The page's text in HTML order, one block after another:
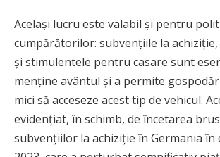
Același lucru este valabil și pentru
cumpărătorilor: subvențiile la
și stimulentele pentru casare sunt
menține avântul și a permite
mici să acceseze acest tip de vehicul.
evidențiat, în schimb, de încetarea
subvențiilor la achiziție în Germania în